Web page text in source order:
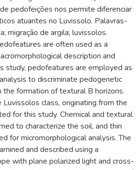
pedofeições nos permite diferenciar
atuantes no Luvissolo. Palavras-
migração de argila; luvissolos.
are often used as a
description and
study, pedofeatures are employed as
to discriminate pedogenetic
the formation of textural B horizons.
class, originating from the
for this study. Chemical and textural
to characterize the soil, and thin
for micromorphological analysis. The
and described using a
with plane polarized light and cross-